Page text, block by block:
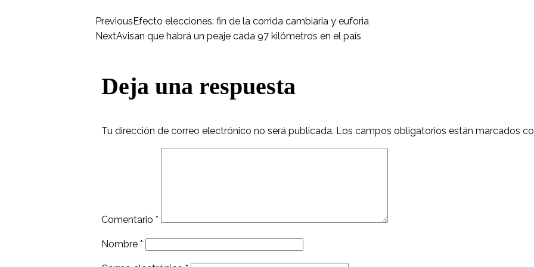
PreviousEfecto elecciones: fin de la corrida cambiaria y euforia
NextAvisan que habrá un peaje cada 97 kilómetros en el país
Deja una respuesta
Tu dirección de correo electrónico no será publicada. Los campos obligatorios están marcados
Comentario *
Nombre *